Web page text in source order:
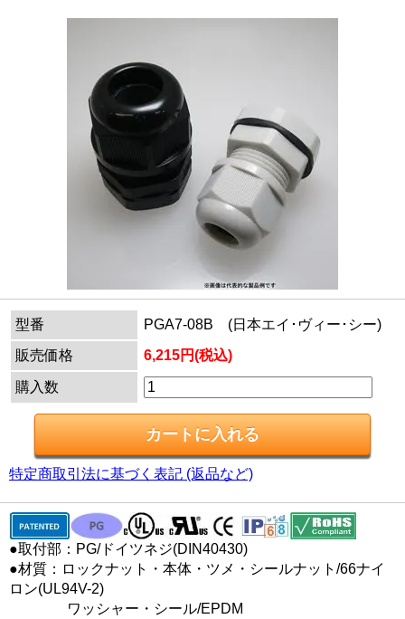
型番
PGA7-08B (日本エイ･ヴィー･シー)
販売価格
6,215円(税込)
購入数
特定商取引法に基づく表記 (返品など)
●取付部：PG/ドイツネジ(DIN40430)
●材質：ロックナット・本体・ツメ・シールナット/66ナイ
ロン(UL94V-2)
ワッシャー・シール/EPDM